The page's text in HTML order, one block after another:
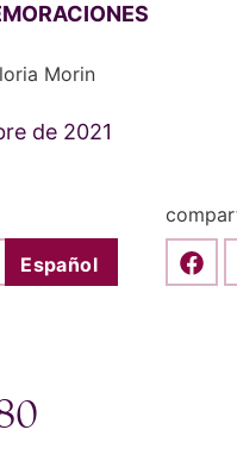
Morin
de 2021
Español